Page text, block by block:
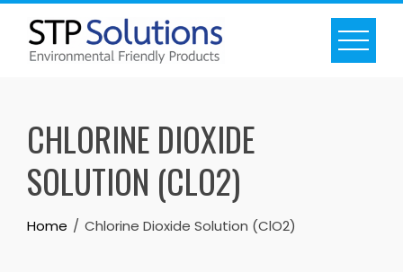
Skip
content
CHLORINE DIOXIDE
SOLUTION (CLO2)
Home Chlorine Dioxide Solution (ClO2)